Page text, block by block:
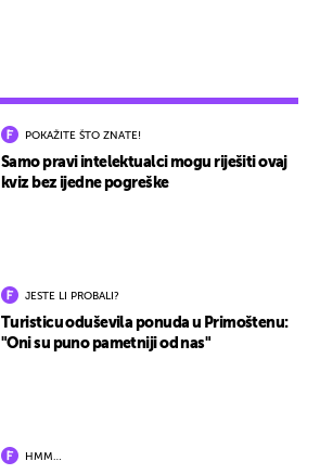
POKAŽITE ŠTO ZNATE!
Samo pravi intelektualci mogu riješiti ovaj
kviz bez ijedne pogreške
JESTE LI PROBALI?
Turisticu oduševila ponuda u Primoštenu:
"Oni su puno pametniji od nas"
HMM…